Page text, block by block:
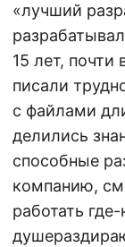
«лучший
15 лет, почти
писали
с файлами
делились
способные
компанию,
работать